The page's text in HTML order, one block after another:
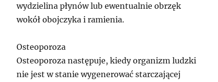
wydzielina płynów lub ewentualnie obrzęk
wokół obojczyka i ramienia.
Osteoporoza
Osteoporoza następuje, kiedy organizm ludzki
nie jest w stanie wygenerować starczającej